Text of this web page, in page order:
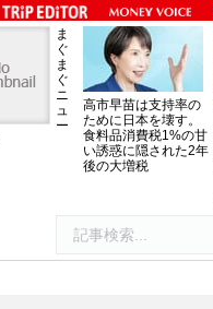
ま
ぐ
ま
ぐ
ニ
ュ
ー
高市早苗は支持率の
ために日本を壊す。
食料品消費税1%の甘
い誘惑に隠された2年
後の大増税